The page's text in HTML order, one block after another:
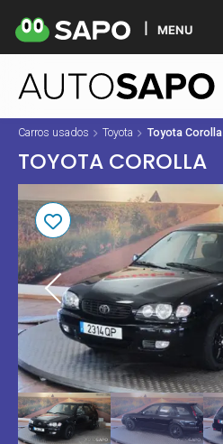
MENU
Carros usados Toyota Toyota Corolla
TOYOTA COROLLA